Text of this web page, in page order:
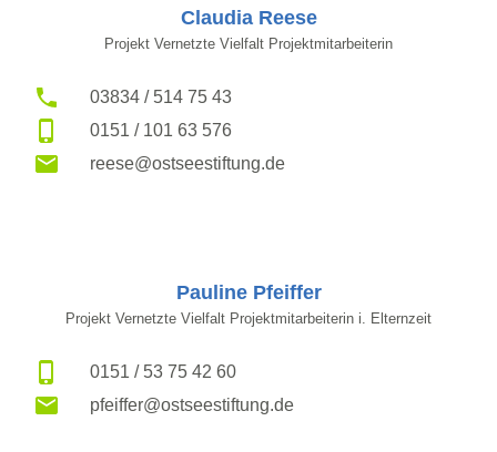
Claudia Reese
Projekt Vernetzte Vielfalt Projektmitarbeiterin
03834 / 514 75 43
0151 / 101 63 576
reese@ostseestiftung.de
Pauline Pfeiffer
Projekt Vernetzte Vielfalt Projektmitarbeiterin i. Elternzeit
0151 / 53 75 42 60
pfeiffer@ostseestiftung.de